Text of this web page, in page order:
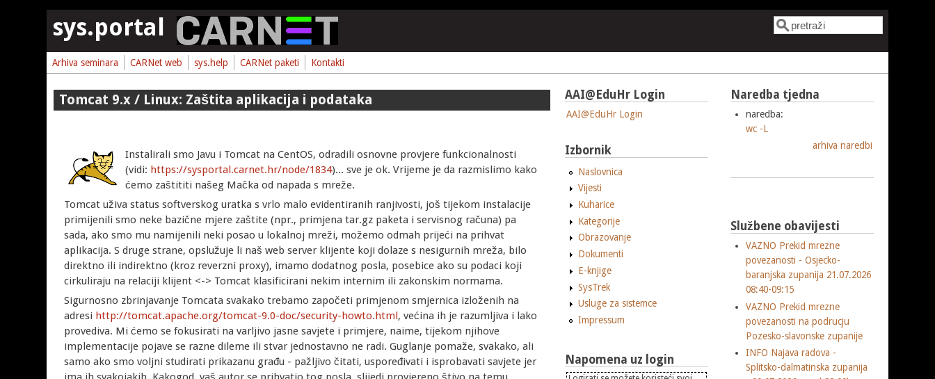
sys.portal Obrazac pretrage
Pretraga
Arhiva seminara CARNet web sys.help CARNet paketi Kontakti
Tomcat 9.x / Linux: Zaštita aplikacija i podataka
Instalirali smo Javu i Tomcat na CentOS, odradili osnovne provjere funkcionalnosti
(vidi: https://sysportal.carnet.hr/node/1834)... sve je ok. Vrijeme je da razmislimo kako
ćemo zaštititi našeg Mačka od napada s mreže.
Tomcat uživa status softverskog uratka s vrlo malo evidentiranih ranjivosti, još tijekom instalacije
primijenili smo neke bazične mjere zaštite (npr., primjena tar.gz paketa i servisnog računa) pa
sada, ako smo mu namijenili neki posao u lokalnoj mreži, možemo odmah prijeći na prihvat
aplikacija. S druge strane, opslužuje li naš web server klijente koji dolaze s nesigurnih mreža, bilo
direktno ili indirektno (kroz reverzni proxy), imamo dodatnog posla, posebice ako su podaci koji
cirkuliraju na relaciji klijent <-> Tomcat klasificirani nekim internim ili zakonskim normama.
Sigurnosno zbrinjavanje Tomcata svakako trebamo započeti primjenom smjernica izloženih na
adresi http://tomcat.apache.org/tomcat-9.0-doc/security-howto.html, većina ih je razumljiva i lako
provediva. Mi ćemo se fokusirati na varljivo jasne savjete i primjere, naime, tijekom njihove
implementacije pojave se razne dileme ili stvar jednostavno ne radi. Guglanje pomaže, svakako, ali
samo ako smo voljni studirati prikazanu građu - pažljivo čitati, uspoređivati i isprobavati savjete jer
AAI@EduHr Login
AAI@EduHr Login
Izbornik
Naslovnica
Vijesti
Kuharice
Kategorije
Obrazovanje
Dokumenti
E-knjige
SysTrek
Usluge za sistemce
Impressum
Napomena uz login
Naredba tjedna
naredba:
wc -L
arhiva naredbi
Službene obavijesti
VAZNO Prekid mrezne
povezanosti - Osjecko-
baranjska zupanija 21.07.2026
08:40-09:15
VAZNO Prekid mrezne
povezanosti na podrucju
Pozesko-slavonske zupanije
INFO Najava radova -
Splitsko-dalmatinska zupanija